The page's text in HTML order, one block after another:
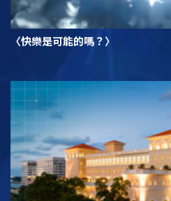
〈快樂是可能的嗎？〉